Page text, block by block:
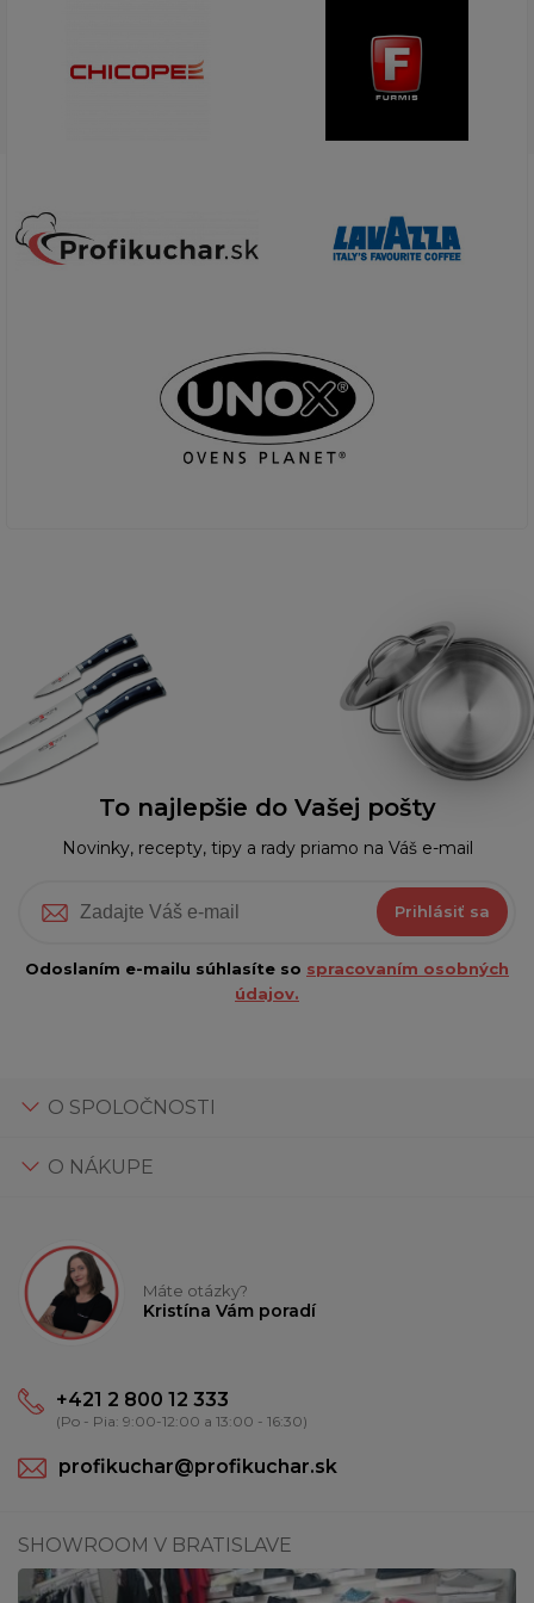
To najlepšie do Vašej pošty
Novinky, recepty, tipy a rady priamo na Váš e-mail
Prihlásiť sa
Odoslaním e-mailu súhlasíte so spracovaním osobných
údajov.
O SPOLOČNOSTI
O NÁKUPE
Máte otázky?
Kristína Vám poradí
+421 2 800 12 333
(Po - Pia: 9:00-12:00 a 13:00 - 16:30)
profikuchar@profikuchar.sk
SHOWROOM V BRATISLAVE